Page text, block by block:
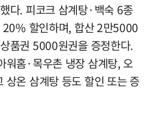
다. 피코크 삼계탕·백숙 6종
20% 할인하며, 합산 2만5000
품권 5000원권을 증정한다.
워홈·목우촌 냉장 삼계탕, 오
상온 삼계탕 등도 할인 또는 증